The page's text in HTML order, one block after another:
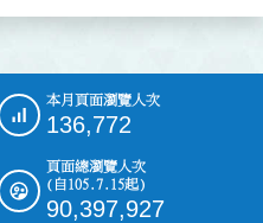
本月頁面瀏覽人次
136,772
頁面總瀏覽人次
(自105.7.15起)
90,397,927